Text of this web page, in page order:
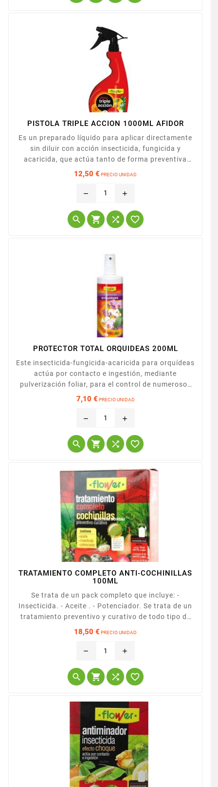
PISTOLA TRIPLE ACCION 1000ML AFIDOR
Es un preparado líquido para aplicar directamente
sin diluir con acción insecticida, fungicida y
acaricida, que actúa tanto de forma preventiva
enfermedades que las dañan.
12,50 € PRECIO UNIDAD
remove add
   
PROTECTOR TOTAL ORQUIDEAS 200ML
Este insecticida-fungicida-acaricida para orquídeas
actúa por contacto e ingestión, mediante
pulverización foliar, para el control de numerosos
insectos que atacan la planta de la orquídea. Se
efectivo para el control, tanto preventivo como
7,10 € PRECIO UNIDAD
remove add
   
TRATAMIENTO COMPLETO ANTI-COCHINILLAS
100ML
Se trata de un pack completo que incluye: -
Insecticida. - Aceite . - Potenciador. Se trata de un
tratamiento preventivo y curativo de todo tipo de
cochinillas, ya sea en estado de larva o adulta.
Autorizado para uso doméstico
18,50 € PRECIO UNIDAD
remove add
   